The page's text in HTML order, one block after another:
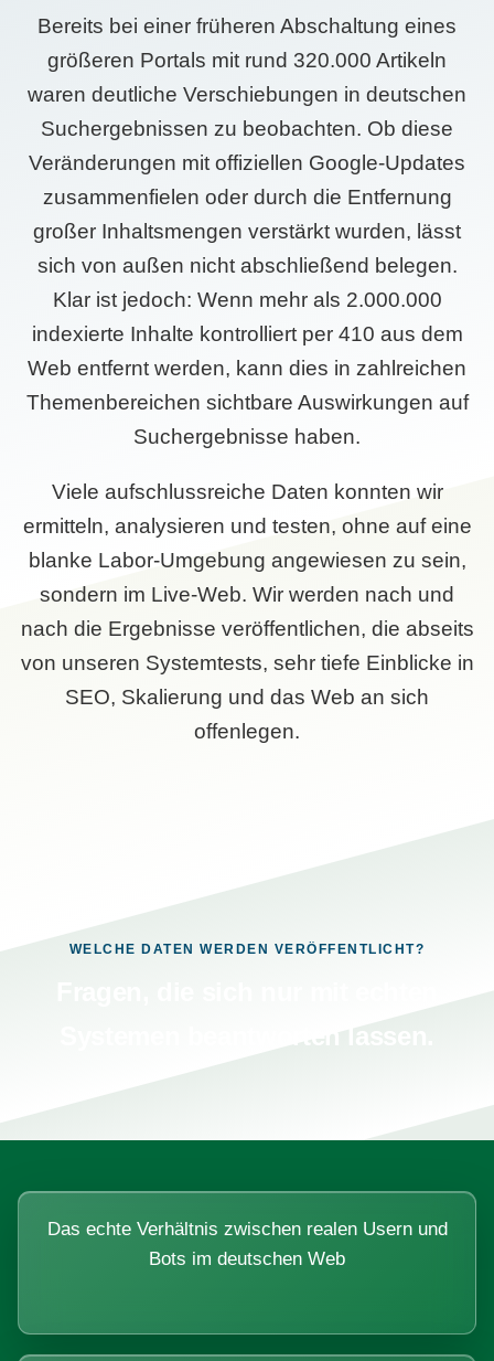
Bereits bei einer früheren Abschaltung eines
größeren Portals mit rund 320.000 Artikeln
waren deutliche Verschiebungen in deutschen
Suchergebnissen zu beobachten. Ob diese
Veränderungen mit offiziellen Google-Updates
zusammenfielen oder durch die Entfernung
großer Inhaltsmengen verstärkt wurden, lässt
sich von außen nicht abschließend belegen.
Klar ist jedoch: Wenn mehr als 2.000.000
indexierte Inhalte kontrolliert per 410 aus dem
Web entfernt werden, kann dies in zahlreichen
Themenbereichen sichtbare Auswirkungen auf
Suchergebnisse haben.
Viele aufschlussreiche Daten konnten wir
ermitteln, analysieren und testen, ohne auf eine
blanke Labor-Umgebung angewiesen zu sein,
sondern im Live-Web. Wir werden nach und
nach die Ergebnisse veröffentlichen, die abseits
von unseren Systemtests, sehr tiefe Einblicke in
SEO, Skalierung und das Web an sich
offenlegen.
WELCHE DATEN WERDEN VERÖFFENTLICHT?
Das echte Verhältnis zwischen realen Usern und
Bots im deutschen Web